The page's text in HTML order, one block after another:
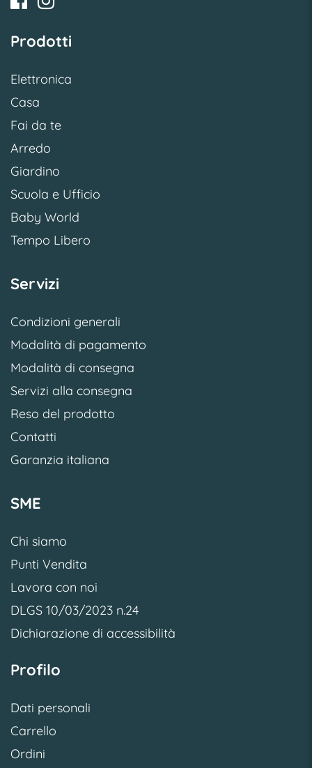
Prodotti
Elettronica
Casa
Fai da te
Arredo
Giardino
Scuola e Ufficio
Baby World
Tempo Libero
Servizi
Condizioni generali
Modalità di pagamento
Modalità di consegna
Servizi alla consegna
Reso del prodotto
Contatti
Garanzia italiana
SME
Chi siamo
Punti Vendita
Lavora con noi
DLGS 10/03/2023 n.24
Dichiarazione di accessibilità
Profilo
Dati personali
Carrello
Ordini